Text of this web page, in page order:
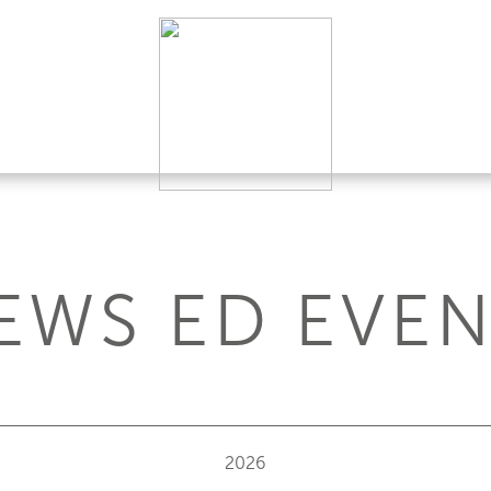
ED
2026